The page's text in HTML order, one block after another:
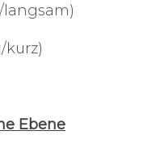
kurz)
Ebene